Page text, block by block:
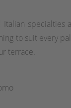
to suit every
terrace.